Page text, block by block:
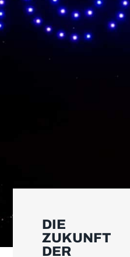
DIE
ZUKUNFT
DER